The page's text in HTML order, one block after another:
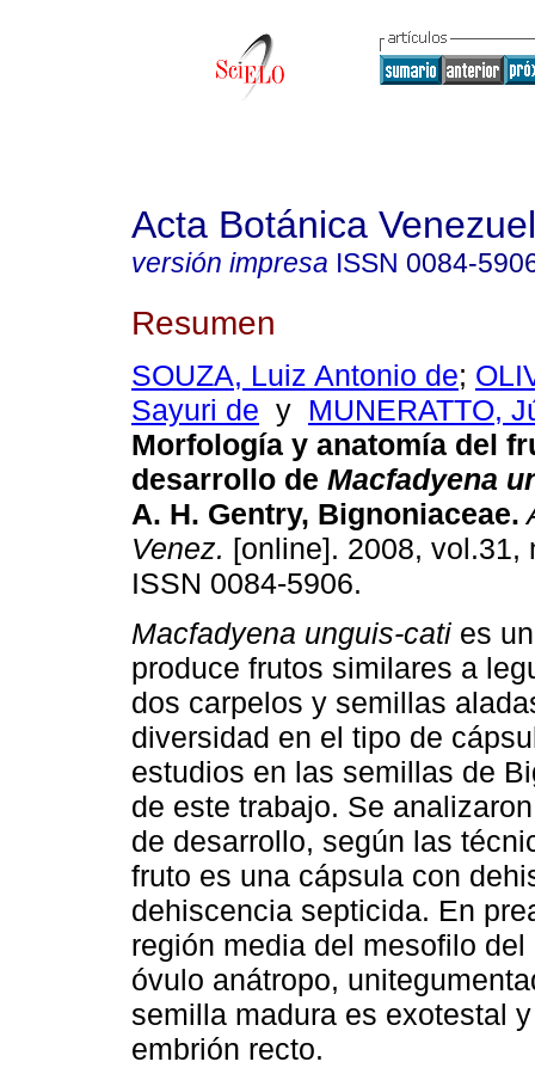
Acta Botánica
versión impresa ISSN 0084-
Resumen
SOUZA, Luiz Antonio de;
Sayuri de y MUNERATTO,
Morfología y anatomía del
desarrollo de Macfadyena
A. H. Gentry, Bignoniaceae.
Venez. [online]. 2008, vol.31,
ISSN 0084-5906.
Macfadyena unguis-cati es
produce frutos similares a
dos carpelos y semillas
diversidad en el tipo de
estudios en las semillas de
de este trabajo. Se
de desarrollo, según las
fruto es una cápsula con
dehiscencia septicida. En
región media del mesofilo
óvulo anátropo,
semilla madura es exotestal
embrión recto.